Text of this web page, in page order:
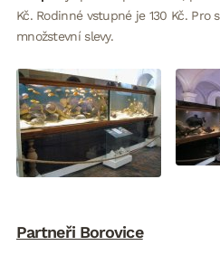
Kč. Rodinné vstupné je 130 Kč.
množstevní slevy.
Partneři Borovice